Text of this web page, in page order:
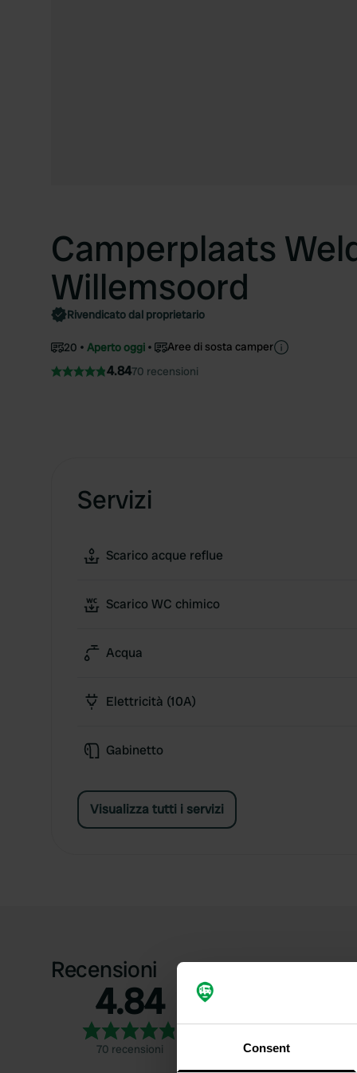
Consent
Camperplaats
Willemsoord
Rivendicato dal proprietario
20 Aperto oggi Aree di sosta camper
4.8470 recensioni
Servizi
Scarico acque reflue
Scarico WC chimico
Acqua
Elettricità (10A)
Gabinetto
Visualizza tutti i servizi
Recensioni
4.84
70 recensioni
5